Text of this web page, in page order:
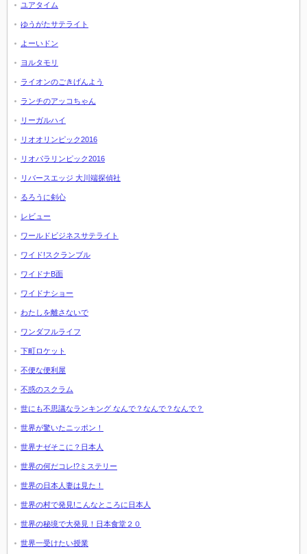
ユアタイム
ゆうがたサテライト
よーいドン
ヨルタモリ
ライオンのごきげんよう
ランチのアッコちゃん
リーガルハイ
リオオリンピック2016
リオパラリンピック2016
リバースエッジ 大川端探偵社
るろうに剣心
レビュー
ワールドビジネスサテライト
ワイド!スクランブル
ワイドナB面
ワイドナショー
わたしを離さないで
ワンダフルライフ
下町ロケット
不便な便利屋
不惑のスクラム
世にも不思議なランキング なんで？なんで？なんで？
世界が驚いたニッポン！
世界ナゼそこに？日本人
世界の何だコレ!?ミステリー
世界の日本人妻は見た！
世界の村で発見!こんなところに日本人
世界の秘境で大発見！日本食堂２０
世界一受けたい授業